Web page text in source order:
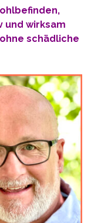
und wirksam
schädliche